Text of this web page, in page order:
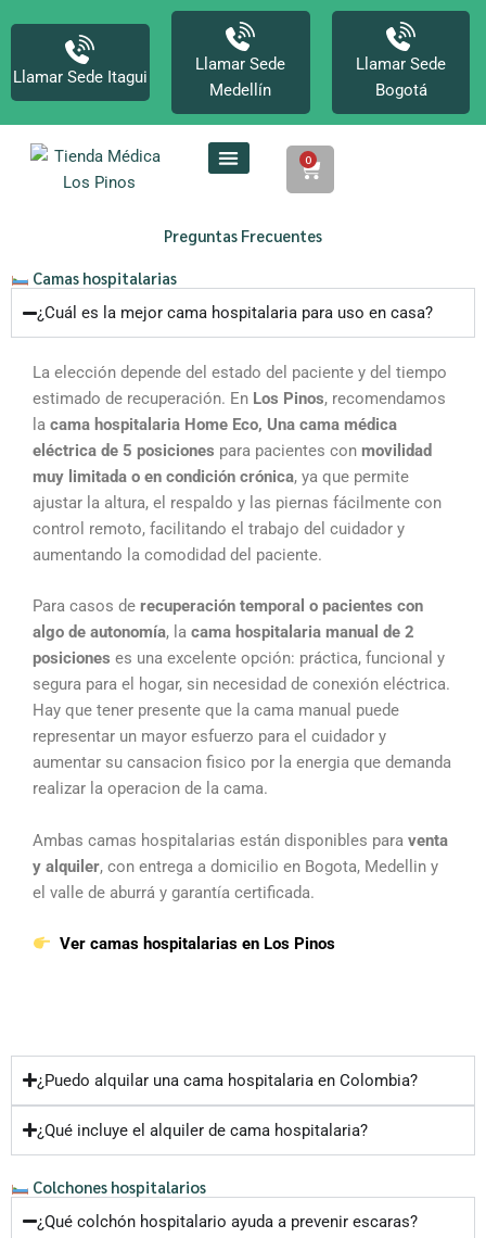
contenido
Llamar Sede Itagui
Llamar Sede
Medellín
Llamar Sede
Bogotá
0
Cart
Preguntas Frecuentes
Camas hospitalarias
¿Cuál es la mejor cama hospitalaria para uso en casa?
La elección depende del estado del paciente y del tiempo
estimado de recuperación. En Los Pinos, recomendamos
la cama hospitalaria Home Eco, Una cama médica
eléctrica de 5 posiciones para pacientes con movilidad
muy limitada o en condición crónica, ya que permite
ajustar la altura, el respaldo y las piernas fácilmente con
control remoto, facilitando el trabajo del cuidador y
aumentando la comodidad del paciente.
Para casos de recuperación temporal o pacientes con
algo de autonomía, la cama hospitalaria manual de 2
posiciones es una excelente opción: práctica, funcional y
segura para el hogar, sin necesidad de conexión eléctrica.
Hay que tener presente que la cama manual puede
representar un mayor esfuerzo para el cuidador y
aumentar su cansacion fisico por la energia que demanda
realizar la operacion de la cama.
Ambas camas hospitalarias están disponibles para venta
y alquiler, con entrega a domicilio en Bogota, Medellin y
el valle de aburrá y garantía certificada.
Ver camas hospitalarias en Los Pinos
¿Puedo alquilar una cama hospitalaria en Colombia?
¿Qué incluye el alquiler de cama hospitalaria?
Colchones hospitalarios
¿Qué colchón hospitalario ayuda a prevenir escaras?